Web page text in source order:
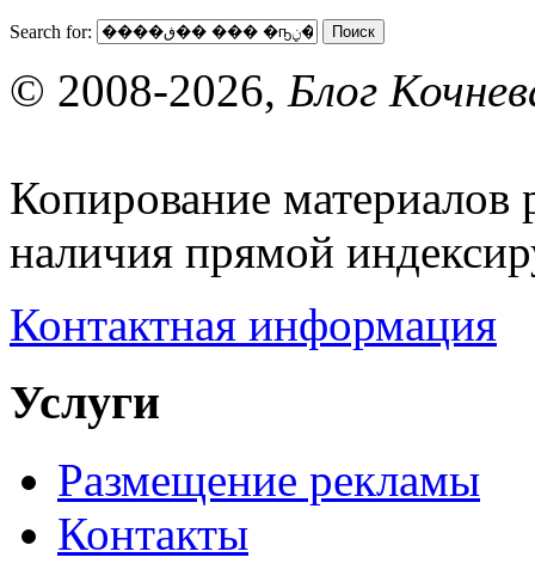
Search for:
© 2008-2026, Блог
Копирование материалов
наличия прямой
Контактная информация
Услуги
Размещение рекламы
Контакты